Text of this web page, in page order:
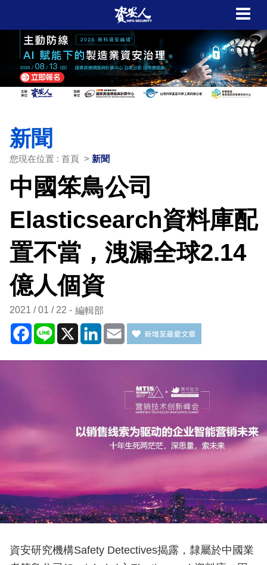
新聞
您現在位置 : 首頁 > 新聞
中國笨鳥公司
Elasticsearch資料庫配
置不當，洩漏全球2.14
億人個資
2021 / 01 / 22 編輯部
Facebook
Line X LinkedIn
Email
資安研究機構Safety Detectives揭露，隸屬於中國業